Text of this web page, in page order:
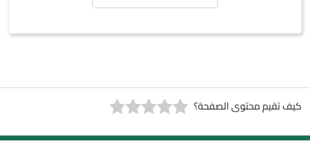
كيف تقيم محتوى الصفحة؟